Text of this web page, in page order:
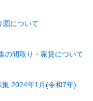
図について
の間取り・家賃について
集 2024年1月(令和7年)